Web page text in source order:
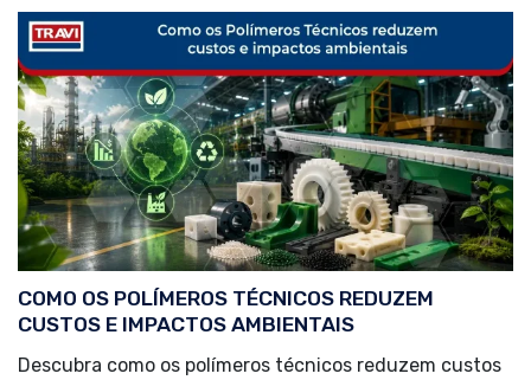
COMO OS POLÍMEROS TÉCNICOS REDUZEM
CUSTOS E IMPACTOS AMBIENTAIS
Descubra como os polímeros técnicos reduzem custos